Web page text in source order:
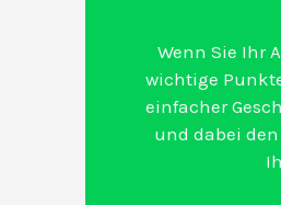
Wenn Sie Ihr
wichtige
einfacher
und dabei